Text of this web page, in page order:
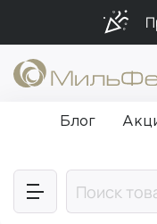
Подарки
Блог